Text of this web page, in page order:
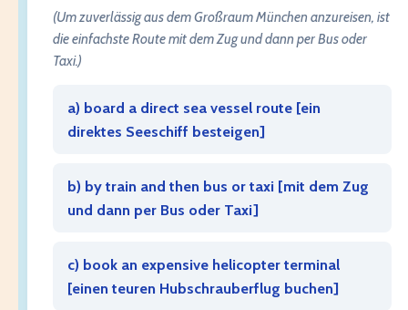
(Um zuverlässig aus dem Großraum München anzureisen, ist
die einfachste Route mit dem Zug und dann per Bus oder
Taxi.)
a) board a direct sea vessel route [ein
direktes Seeschiff besteigen]
b) by train and then bus or taxi [mit dem Zug
und dann per Bus oder Taxi]
c) book an expensive helicopter terminal
[einen teuren Hubschrauberflug buchen]